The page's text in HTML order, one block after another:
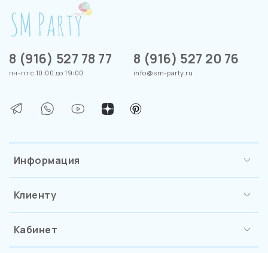
Информация
Клиенту
Кабинет
8 (916) 527 78 77
пн-пт с 10:00 до 19:00
8 (916) 527 20 76
info@sm-party.ru